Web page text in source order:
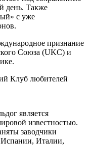
день. Также
с уже
признание
Союза (UKC) и
Клуб любителей
является
известностью.
заводчики
Италии,